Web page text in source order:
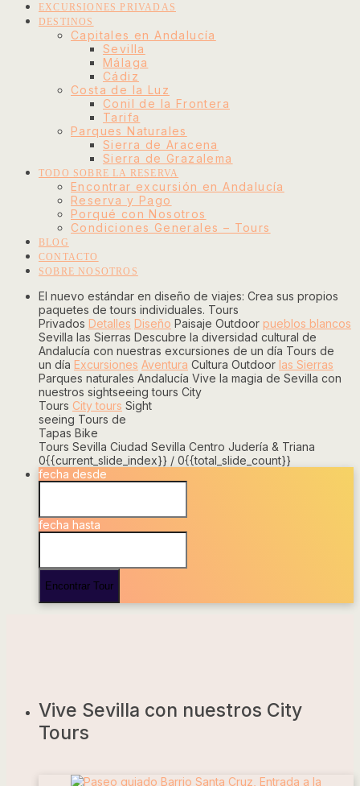
EXCURSIONES PRIVADAS
DESTINOS
Capitales en Andalucía
Sevilla
Málaga
Cádiz
Costa de la Luz
Conil de la Frontera
Tarifa
Parques Naturales
Sierra de Aracena
Sierra de Grazalema
TODO SOBRE LA RESERVA
Encontrar excursión en Andalucía
Reserva y Pago
Porqué con Nosotros
Condiciones Generales – Tours
BLOG
CONTACTO
SOBRE NOSOTROS
El nuevo estándar en diseño de viajes: Crea sus propios
paquetes de tours individuales. Tours
Privados Detalles Diseño Paisaje Outdoor pueblos blancos
Sevilla las Sierras Descubre la diversidad cultural de
Andalucía con nuestras excursiones de un día Tours de
un día Excursiones Aventura Cultura Outdoor las Sierras
Parques naturales Andalucía Vive la magia de Sevilla con
nuestros sightseeing tours City
Tours City tours Sight
seeing Tours de
Tapas Bike
Tours Sevilla Ciudad Sevilla Centro Judería & Triana
0{{current_slide_index}} / 0{{total_slide_count}}
fecha desde
fecha hasta
Vive Sevilla con nuestros City
Tours